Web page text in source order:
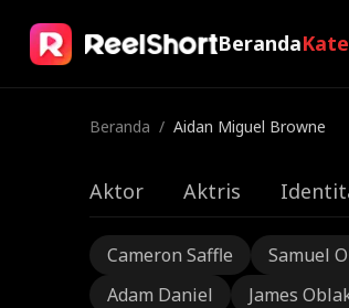
Beranda
Beranda / Aidan Miguel Browne
Aktor Aktris
Cameron Saffle Samuel
Adam Daniel
James